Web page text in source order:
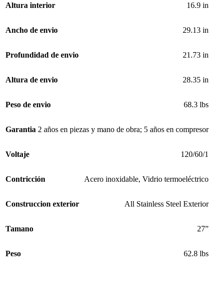
Altura interior 16.9 in
Ancho de envio 29.13 in
Profundidad de envio 21.73 in
Altura de envio 28.35 in
Peso de envio 68.3 lbs
Garantia 2 años en piezas y mano de obra; 5 años en compresor
Voltaje 120/60/1
Contricción Acero inoxidable, Vidrio termoeléctrico
Construccion exterior All Stainless Steel Exterior
Tamano 27”
Peso 62.8 lbs